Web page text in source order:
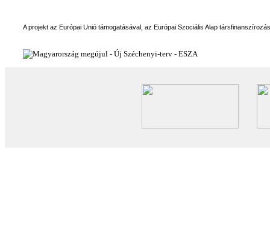
A projekt az Európai Unió támogatásával, az Európai Szociális Alap